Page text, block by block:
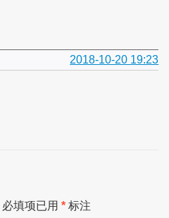
2018-10-20 19:23
必填项已用 *标注